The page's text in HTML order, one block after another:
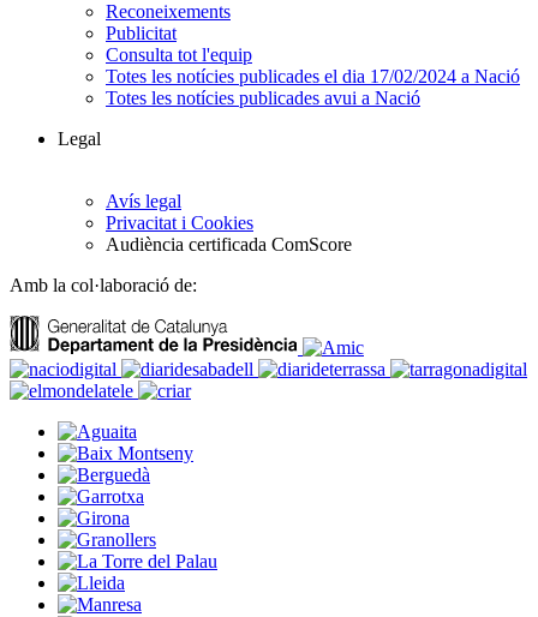
Reconeixements
Publicitat
Consulta tot l'equip
Totes les notícies publicades el dia 17/02/2024 a Nació
Totes les notícies publicades avui a Nació
Legal
Avís legal
Privacitat i Cookies
Audiència certificada ComScore
Amb la col·laboració de: